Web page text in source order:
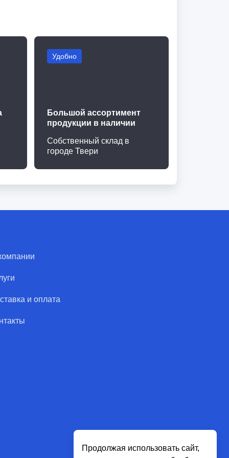
Удобно
Большой ассортимент
продукции в наличии
Собственный склад в
городе Твери
и оплата
Продолжая использовать сайт,